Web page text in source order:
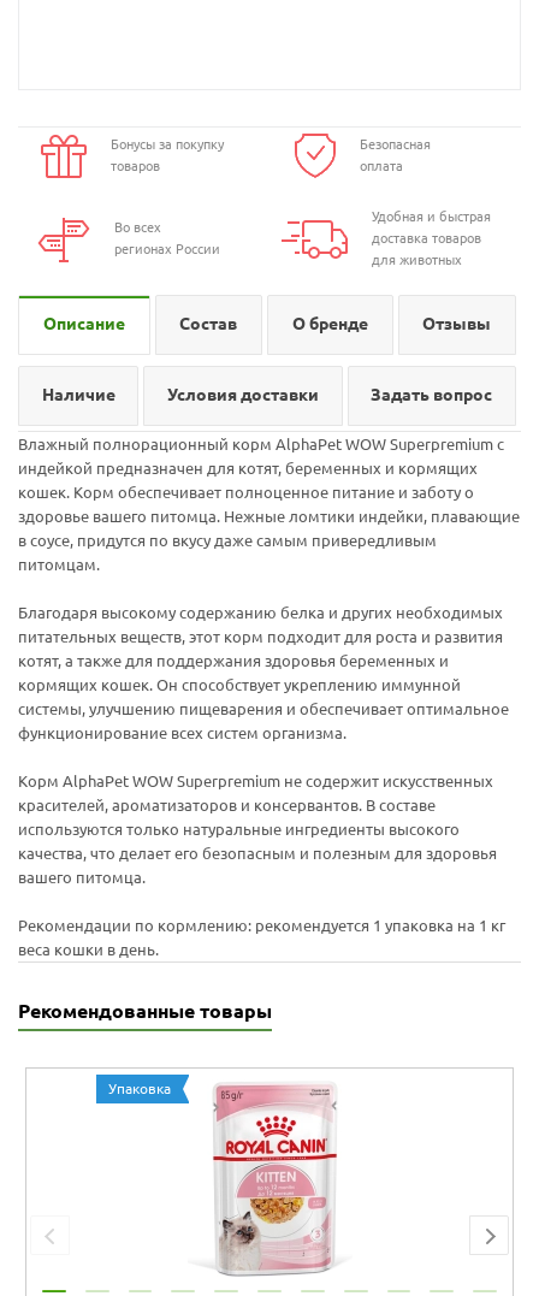
Бонусы за покупку
товаров
Безопасная
оплата
Во всех
регионах России
Удобная и быстрая
доставка товаров
для животных
Описание Состав О бренде Отзывы
Наличие Условия доставки Задать вопрос
Влажный полнорационный корм AlphaPet WOW Superpremium с
индейкой предназначен для котят, беременных и кормящих
кошек. Корм обеспечивает полноценное питание и заботу о
здоровье вашего питомца. Нежные ломтики индейки, плавающие
в соусе, придутся по вкусу даже самым привередливым
питомцам.
Благодаря высокому содержанию белка и других необходимых
питательных веществ, этот корм подходит для роста и развития
котят, а также для поддержания здоровья беременных и
кормящих кошек. Он способствует укреплению иммунной
системы, улучшению пищеварения и обеспечивает оптимальное
функционирование всех систем организма.
Корм AlphaPet WOW Superpremium не содержит искусственных
красителей, ароматизаторов и консервантов. В составе
используются только натуральные ингредиенты высокого
качества, что делает его безопасным и полезным для здоровья
вашего питомца.
Рекомендации по кормлению: рекомендуется 1 упаковка на 1 кг
веса кошки в день.
Рекомендованные товары
Упаковка